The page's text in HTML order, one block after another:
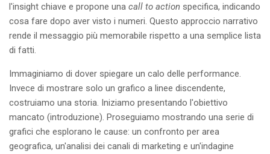
l'insight chiave e propone una call to action specifica, indicando
cosa fare dopo aver visto i numeri. Questo approccio narrativo
rende il messaggio più memorabile rispetto a una semplice lista
di fatti.
Immaginiamo di dover spiegare un calo delle performance.
Invece di mostrare solo un grafico a linee discendente,
costruiamo una storia. Iniziamo presentando l'obiettivo
mancato (introduzione). Proseguiamo mostrando una serie di
grafici che esplorano le cause: un confronto per area
geografica, un'analisi dei canali di marketing e un'indagine